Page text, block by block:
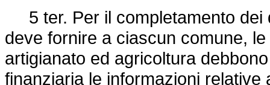
5 ter. Per il completamento dei
deve fornire a ciascun comune,
artigianato ed agricoltura
finanziaria le informazioni